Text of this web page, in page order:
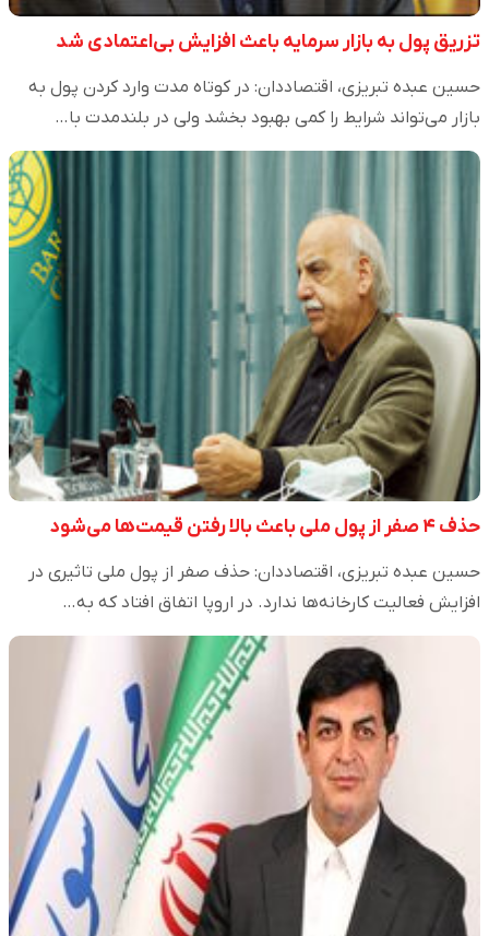
تزریق پول به بازار سرمایه باعث افزایش بی‌اعتمادی شد
حسین عبده تبریزی، اقتصاددان: در کوتاه مدت وارد کردن پول به
بازار می‌تواند شرایط را کمی بهبود بخشد ولی در بلندمدت با…
حذف ۴ صفر از پول ملی باعث بالا رفتن قیمت‌ها می‌شود
حسین عبده تبریزی، اقتصاددان: حذف صفر از پول ملی تاثیری در
افزایش فعالیت کارخانه‌ها ندارد. در اروپا اتفاق افتاد که به…